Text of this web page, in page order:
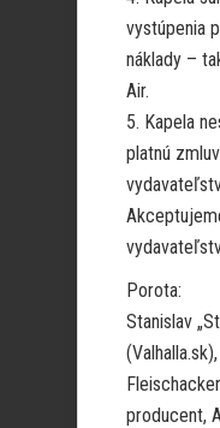
vystúpenia
náklady –
Air.
5. Kapela
platnú
Porota:
Stanislav
producent,